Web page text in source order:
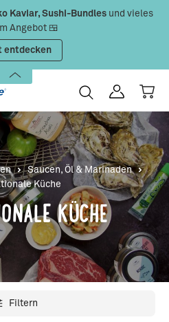
Kaviar, Sushi-Bundlesund vieles
Angebot 🍱
entdecken
Saucen, Öl & Marinaden
Küche
KÜCHE
Filtern